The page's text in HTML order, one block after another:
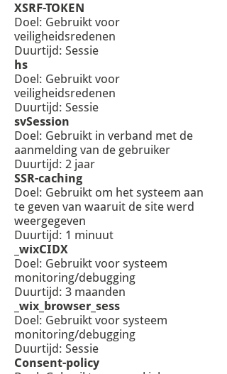
XSRF-TOKEN
Doel: Gebruikt voor
veiligheidsredenen
Duurtijd: Sessie
hs
Doel: Gebruikt voor
veiligheidsredenen
Duurtijd: Sessie
svSession
Doel: Gebruikt in verband met de
aanmelding van de gebruiker
Duurtijd: 2 jaar
SSR-caching
Doel: Gebruikt om het systeem aan
te geven van waaruit de site werd
weergegeven
Duurtijd: 1 minuut
_wixCIDX
Doel: Gebruikt voor systeem
monitoring/debugging
Duurtijd: 3 maanden
_wix_browser_sess
Doel: Gebruikt voor systeem
monitoring/debugging
Duurtijd: Sessie
Consent-policy